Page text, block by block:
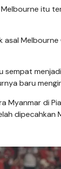
itu
asal
sempat
baru
di
dipecahkan